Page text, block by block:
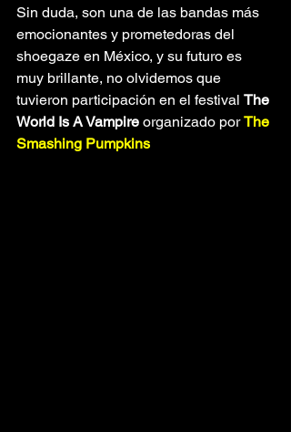
Sin duda, son una de las bandas más
emocionantes y prometedoras del
shoegaze en México, y su futuro es
muy brillante, no olvidemos que
tuvieron participación en el festival The
World Is A Vampire organizado por The
Smashing Pumpkins